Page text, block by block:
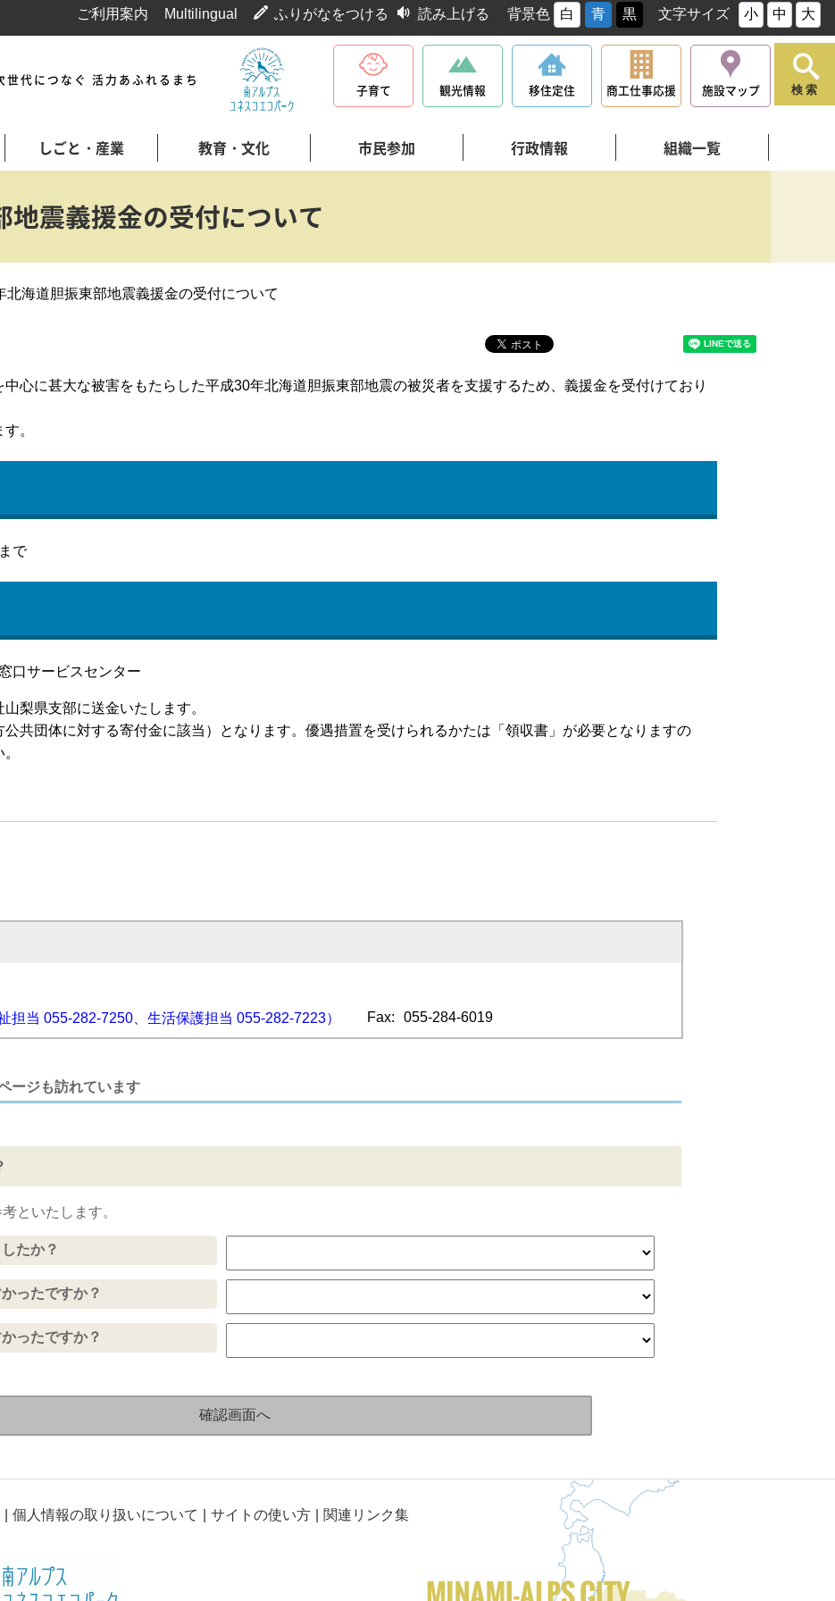
ご利用案内 Multilingual ふりがなをつける 読み上げる 背景色 白 青 黒 文字サイズ 小 中 大
世代につなぐ 活力あふれるまち
子育て 観光情報 移住定住 商工仕事応援 施設マップ
しごと・産業 教育・文化 市民参加 行政情報 組織一覧
検索
震義援金の受付について
北海道胆振東部地震義援金の受付について
心に甚大な被害をもたらした平成30年北海道胆振東部地震の被災者を支援するため、義援金を受付けており
。
で
口サービスセンター
梨県支部に送金いたします。
共団体に対する寄付金に該当）となります。優遇措置を受けられるかたは「領収書」が必要となりますの
担当 055-282-7250、生活保護担当 055-282-7223） Fax: 055-284-6019
ージも訪れています
といたします。
たか？
ったですか？
ったですか？
個人情報の取り扱いについて サイトの使い方 関連リンク集